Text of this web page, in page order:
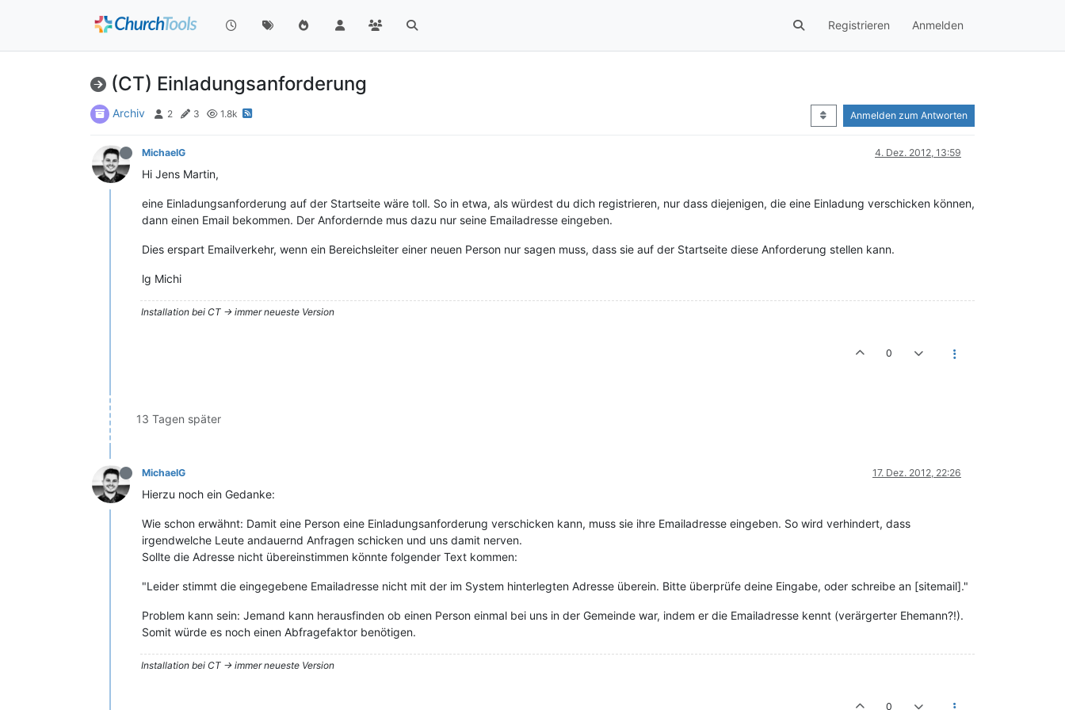
Registrieren Anmelden
(CT) Einladungsanforderung
Archiv 2 3 1.8k Anmelden zum Antworten
MichaelG 4. Dez. 2012, 13:59
Hi Jens Martin,
eine Einladungsanforderung auf der Startseite wäre toll. So in etwa, als würdest du dich registrieren, nur dass diejenigen, die eine Einladung verschicken können,
dann einen Email bekommen. Der Anfordernde mus dazu nur seine Emailadresse eingeben.
Dies erspart Emailverkehr, wenn ein Bereichsleiter einer neuen Person nur sagen muss, dass sie auf der Startseite diese Anforderung stellen kann.
lg Michi
Installation bei CT -> immer neueste Version
0
13 Tagen später
MichaelG 17. Dez. 2012, 22:26
Hierzu noch ein Gedanke:
Wie schon erwähnt: Damit eine Person eine Einladungsanforderung verschicken kann, muss sie ihre Emailadresse eingeben. So wird verhindert, dass
irgendwelche Leute andauernd Anfragen schicken und uns damit nerven.
Sollte die Adresse nicht übereinstimmen könnte folgender Text kommen:
"Leider stimmt die eingegebene Emailadresse nicht mit der im System hinterlegten Adresse überein. Bitte überprüfe deine Eingabe, oder schreibe an [sitemail]."
Problem kann sein: Jemand kann herausfinden ob einen Person einmal bei uns in der Gemeinde war, indem er die Emailadresse kennt (verärgerter Ehemann?!).
Somit würde es noch einen Abfragefaktor benötigen.
Installation bei CT -> immer neueste Version
0